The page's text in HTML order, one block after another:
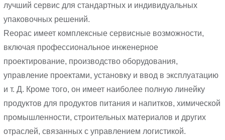
лучший сервис для стандартных и индивидуальных
упаковочных решений.
Reopac имеет комплексные сервисные возможности,
включая профессиональное инженерное
проектирование, производство оборудования,
управление проектами, установку и ввод в эксплуатацию
и т. Д. Кроме того, он имеет наиболее полную линейку
продуктов для продуктов питания и напитков, химической
промышленности, строительных материалов и других
отраслей, связанных с управлением логистикой.